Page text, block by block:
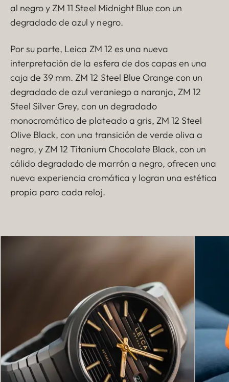
al negro y ZM 11 Steel Midnight Blue con un
degradado de azul y negro.
Por su parte, Leica ZM 12 es una nueva
interpretación de la esfera de dos capas en una
caja de 39 mm. ZM 12 Steel Blue Orange con un
degradado de azul veraniego a naranja, ZM 12
Steel Silver Grey, con un degradado
monocromático de plateado a gris, ZM 12 Steel
Olive Black, con una transición de verde oliva a
negro, y ZM 12 Titanium Chocolate Black, con un
cálido degradado de marrón a negro, ofrecen una
nueva experiencia cromática y logran una estética
propia para cada reloj.